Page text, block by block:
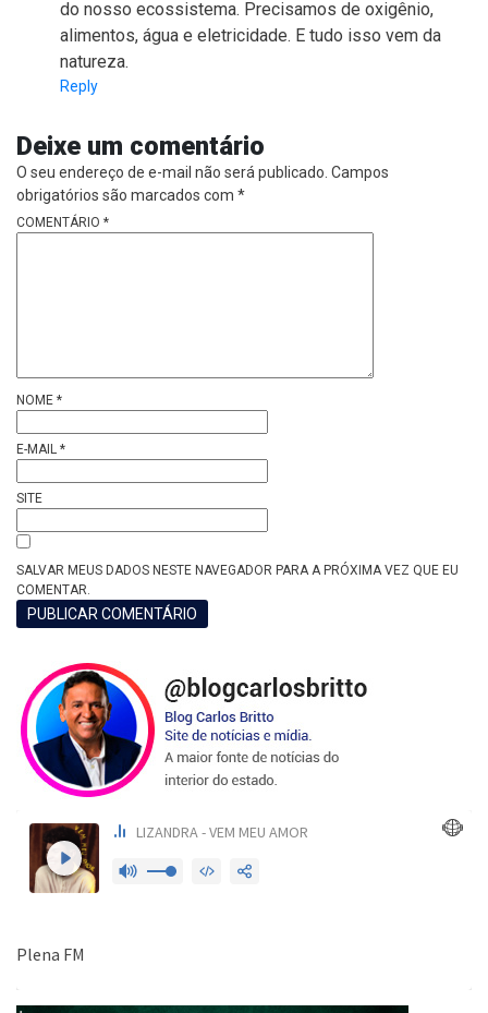
do nosso ecossistema. Precisamos de oxigênio,
alimentos, água e eletricidade. E tudo isso vem da
natureza.
Reply
Deixe um comentário
O seu endereço de e-mail não será publicado. Campos
obrigatórios são marcados com *
COMENTÁRIO *
NOME *
E-MAIL *
SITE
SALVAR MEUS DADOS NESTE NAVEGADOR PARA A PRÓXIMA VEZ QUE EU
COMENTAR.